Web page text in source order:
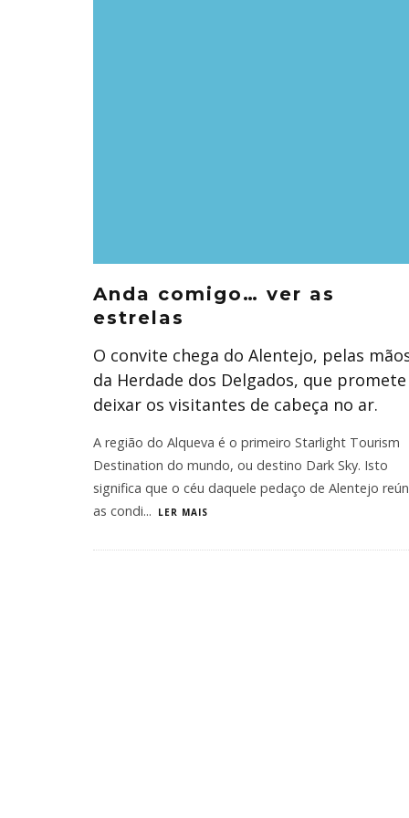
Anda comigo… ver as
estrelas
O convite chega do Alentejo, pelas
da Herdade dos Delgados, que promete
deixar os visitantes de cabeça no ar.
A região do Alqueva é o primeiro Starlight Tourism
Destination do mundo, ou destino Dark Sky. Isto
significa que o céu daquele pedaço de Alentejo
as condi... LER MAIS